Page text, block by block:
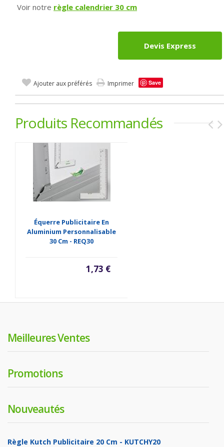
Voir notre règle calendrier 30 cm
Devis Express
Ajouter aux préférés Imprimer Save
Produits Recommandés
Équerre Publicitaire En
Aluminium Personnalisable
30 Cm - REQ30
1,73 €
Meilleures Ventes
Promotions
Nouveautés
Règle Kutch Publicitaire 20 Cm - KUTCHY20